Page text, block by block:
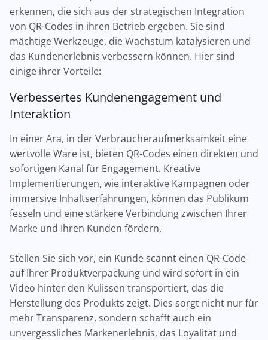
erkennen, die sich aus der strategischen Integration
von QR-Codes in ihren Betrieb ergeben. Sie sind
mächtige Werkzeuge, die Wachstum katalysieren und
das Kundenerlebnis verbessern können. Hier sind
einige ihrer Vorteile:
Verbessertes Kundenengagement und
Interaktion
In einer Ära, in der Verbraucheraufmerksamkeit eine
wertvolle Ware ist, bieten QR-Codes einen direkten und
sofortigen Kanal für Engagement. Kreative
Implementierungen, wie interaktive Kampagnen oder
immersive Inhaltserfahrungen, können das Publikum
fesseln und eine stärkere Verbindung zwischen Ihrer
Marke und Ihren Kunden fördern.
Stellen Sie sich vor, ein Kunde scannt einen QR-Code
auf Ihrer Produktverpackung und wird sofort in ein
Video hinter den Kulissen transportiert, das die
Herstellung des Produkts zeigt. Dies sorgt nicht nur für
mehr Transparenz, sondern schafft auch ein
unvergessliches Markenerlebnis, das Loyalität und